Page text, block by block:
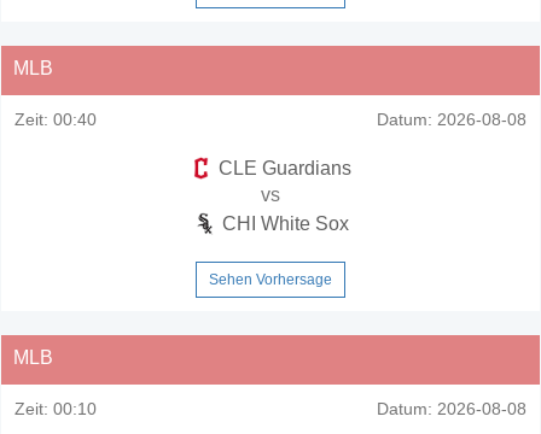
MLB
Zeit: 00:40 Datum: 2026-08-08
CLE Guardians
vs
CHI White Sox
Sehen Vorhersage
MLB
Zeit: 00:10 Datum: 2026-08-08